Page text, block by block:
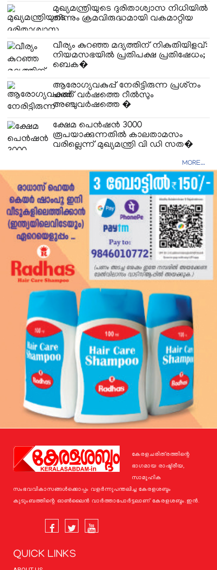
മുഖ്യമന്ത്രിയുടെ ദുരിതാശ്വാസ നിധിയിൽ
നിന്നും ക്രമവിരുദ്ധമായി വകമാറ്റിയ
വീര്യം കുറഞ്ഞ മദ്യത്തിന് നികുതിയിളവ്:
നിയമസഭയിൽ പ്രതിപക്ഷ പ്രതിഷേധം;
ബെക�
ആരോഗ്യവകുപ്പ് നേരിട്ടിരുന്ന പ്രശ്‌നം
പത്ത് വർഷത്തെ റീൽസും
അഞ്ചുവർഷത്തെ �
ക്ഷേമ പെൻഷൻ 3000
രൂപയാക്കുന്നതിൽ കാലതാമസം
വരില്ലെന്ന് മുഖ്യമന്ത്രി വി ഡി സത�
MORE...
കേരളചരിത്രത്തിന്റെ
ഭാഗമായ രാഷ്ട്രീയ,
സാമൂഹിക
സംഭവവികാസങ്ങള്‍ക്കൊപ്പം വളര്‍ന്നുപന്തലിച്ച കേരളശബ്ദം
കുടുംബത്തിന്റെ ഓണ്‍ലൈന്‍ വാര്‍ത്താപോര്‍ട്ടലാണ് കേരളശബ്ദം.ഇന്‍.
QUICK LINKS